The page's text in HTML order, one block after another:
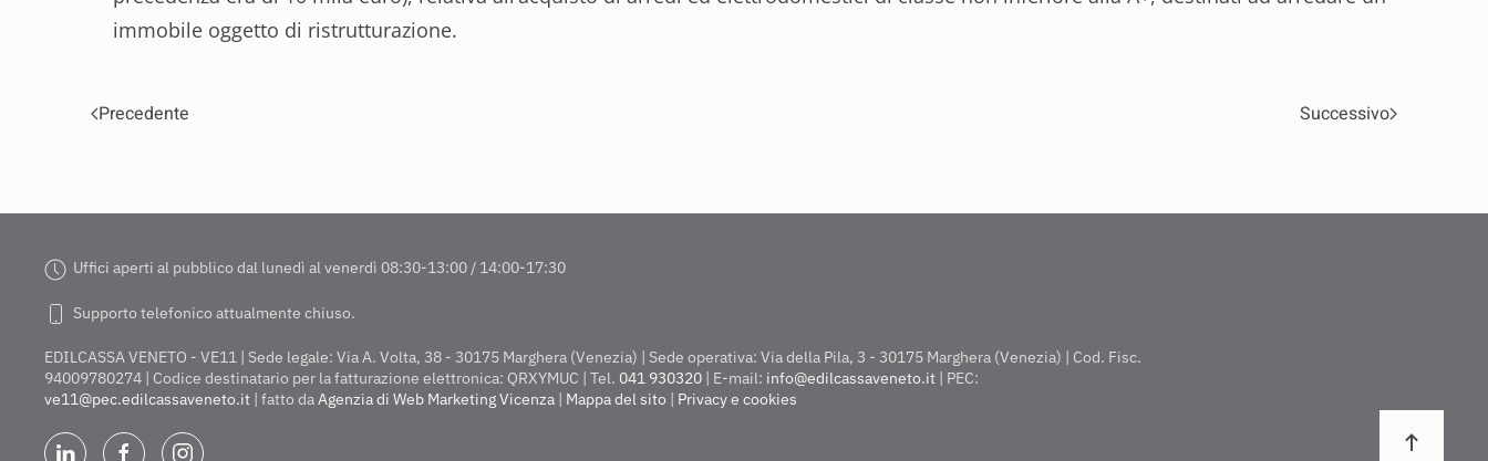
immobile oggetto di ristrutturazione.
Precedente Successivo
Uffici aperti al pubblico dal lunedì al venerdì 08:30-13:00 / 14:00-17:30
Supporto telefonico attualmente chiuso.
EDILCASSA VENETO - VE11 | Sede legale: Via A. Volta, 38 - 30175 Marghera (Venezia) | Sede operativa: Via della Pila, 3 - 30175 Marghera (Venezia) | Cod. Fisc.
94009780274 | Codice destinatario per la fatturazione elettronica: QRXYMUC | Tel. 041 930320 | E-mail: info@edilcassaveneto.it | PEC:
ve11@pec.edilcassaveneto.it | fatto daAgenzia di Web Marketing Vicenza | Mappa del sito | Privacy e cookies